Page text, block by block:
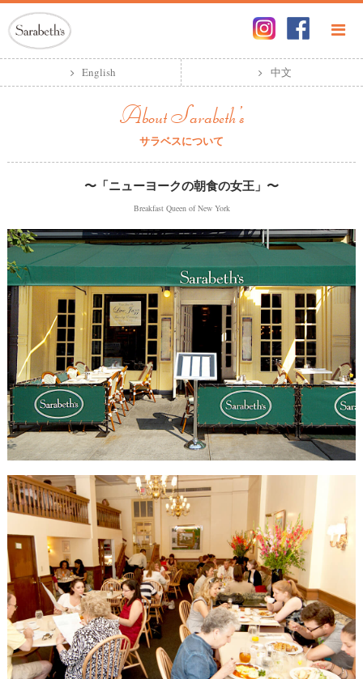
English 中文
About Sarabeth's
サラベスについて
〜「ニューヨークの朝食の女王」〜
Breakfast Queen of New York